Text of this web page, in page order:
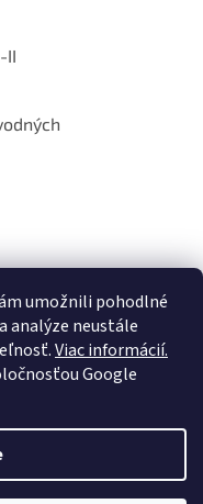
umožnili pohodlné
analýze neustále
Viac informácií.
Google
II